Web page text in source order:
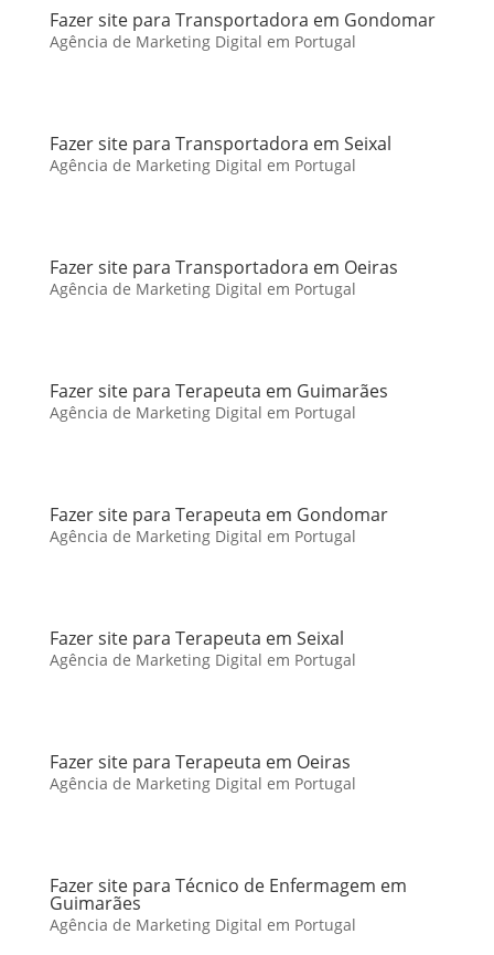
Fazer site para Transportadora em Gondomar
Agência de Marketing Digital em Portugal
Fazer site para Transportadora em Seixal
Agência de Marketing Digital em Portugal
Fazer site para Transportadora em Oeiras
Agência de Marketing Digital em Portugal
Fazer site para Terapeuta em Guimarães
Agência de Marketing Digital em Portugal
Fazer site para Terapeuta em Gondomar
Agência de Marketing Digital em Portugal
Fazer site para Terapeuta em Seixal
Agência de Marketing Digital em Portugal
Fazer site para Terapeuta em Oeiras
Agência de Marketing Digital em Portugal
Fazer site para Técnico de Enfermagem em
Guimarães
Agência de Marketing Digital em Portugal